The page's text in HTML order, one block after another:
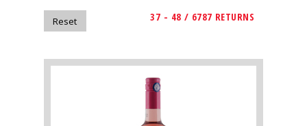
magazine
Magazine
37 - 48 / 6787 RETURNS